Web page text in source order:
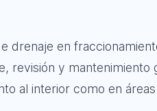
drenaje en
revisión y mantenimiento
al interior como en